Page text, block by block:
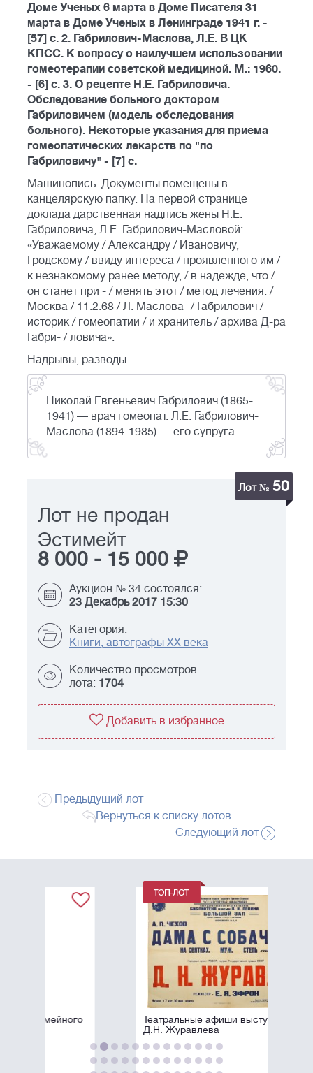
Доме Ученых 6 марта в Доме Писателя 31
марта в Доме Ученых в Ленинграде 1941 г. -
[57] с. 2. Габрилович-Маслова, Л.Е. В ЦК
КПСС. К вопросу о наилучшем использовании
гомеотерапии советской медициной. М.: 1960.
- [6] с. 3. О рецепте Н.Е. Габриловича.
Обследование больного доктором
Габриловичем (модель обследования
больного). Некоторые указания для приема
гомеопатических лекарств по "по
Габриловичу" - [7] c.
Машинопись. Документы помещены в
канцелярскую папку. На первой странице
доклада дарственная надпись жены Н.Е.
Габриловича, Л.Е. Габрилович-Масловой:
«Уважаемому / Александру / Ивановичу,
Гродскому / ввиду интереса / проявленного им /
к незнакомому ранее методу, / в надежде, что /
он станет при - / менять этот / метод лечения. /
Москва / 11.2.68 / Л. Маслова- / Габрилович /
историк / гомеопатии / и хранитель / архива Д-ра
Габри- / ловича».
Надрывы, разводы.
Николай Евгеньевич Габрилович (1865-
1941) — врач гомеопат. Л.Е. Габрилович-
Маслова (1894-1985) — его супруга.
Лот № 50
Лот не продан
Эстимейт
8 000 - 15 000
Аукцион № 34 состоялся:
23 Декабрь 2017 15:30
Категория:
Книги, автографы XX века
Количество просмотров
лота: 1704
Добавить в избранное
Предыдущий лот
Вернуться к списку лотов
Следующий лот
Театральные афиши выступлений
Д.Н. Журавлева